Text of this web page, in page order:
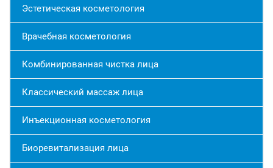
Эстетическая косметология
Врачебная косметология
Комбинированная чистка лица
Классический массаж лица
Инъекционная косметология
Биоревитализация лица